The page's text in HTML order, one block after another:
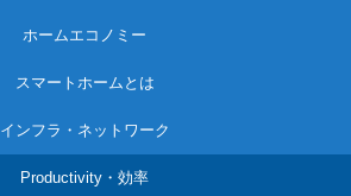
ホームエコノミー
スマートホームとは
インフラ・ネットワーク
Productivity・効率